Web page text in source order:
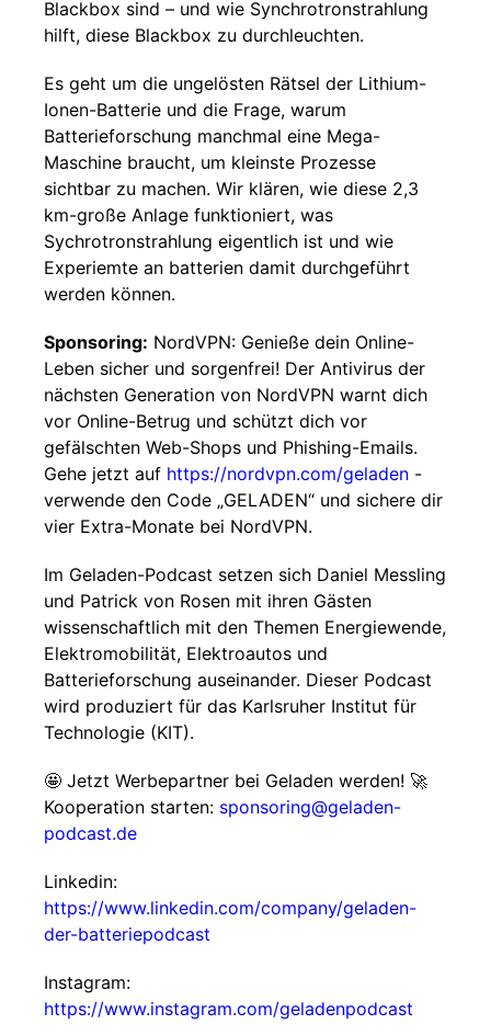
Blackbox sind – und wie Synchrotronstrahlung
hilft, diese Blackbox zu durchleuchten.
Es geht um die ungelösten Rätsel der Lithium-
Ionen-Batterie und die Frage, warum
Batterieforschung manchmal eine Mega-
Maschine braucht, um kleinste Prozesse
sichtbar zu machen. Wir klären, wie diese 2,3
km-große Anlage funktioniert, was
Sychrotronstrahlung eigentlich ist und wie
Experiemte an batterien damit durchgeführt
werden können.
Sponsoring: NordVPN: Genieße dein Online-
Leben sicher und sorgenfrei! Der Antivirus der
nächsten Generation von NordVPN warnt dich
vor Online-Betrug und schützt dich vor
gefälschten Web-Shops und Phishing-Emails.
Gehe jetzt auf https://nordvpn.com/geladen -
verwende den Code „GELADEN“ und sichere dir
vier Extra-Monate bei NordVPN.
Im Geladen-Podcast setzen sich Daniel Messling
und Patrick von Rosen mit ihren Gästen
wissenschaftlich mit den Themen Energiewende,
Elektromobilität, Elektroautos und
Batterieforschung auseinander. Dieser Podcast
wird produziert für das Karlsruher Institut für
Technologie (KIT).
🤩 Jetzt Werbepartner bei Geladen werden! 🚀
Kooperation starten: sponsoring@geladen-
podcast.de
Linkedin:
https://www.linkedin.com/company/geladen-
der-batteriepodcast
Instagram:
https://www.instagram.com/geladenpodcast